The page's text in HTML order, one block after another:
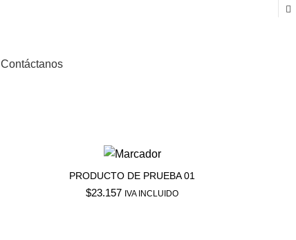
Contáctanos
PRODUCTO DE PRUEBA 01
$23.157 IVA INCLUIDO